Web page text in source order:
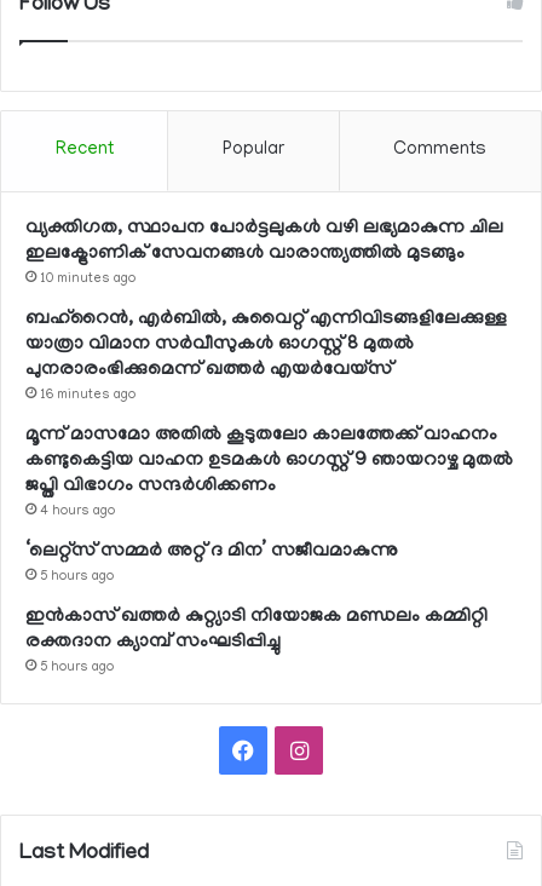
Follow Us
Recent Popular Comments
വ്യക്തിഗത, സ്ഥാപന പോര്‍ട്ടലുകള്‍ വഴി ലഭ്യമാകുന്ന ചില
ഇലക്ട്രോണിക് സേവനങ്ങള്‍ വാരാന്ത്യത്തില്‍ മുടങ്ങും
10 minutes ago
ബഹ്റൈന്‍, എര്‍ബില്‍, കുവൈറ്റ് എന്നിവിടങ്ങളിലേക്കുള്ള
യാത്രാ വിമാന സര്‍വീസുകള്‍ ഓഗസ്റ്റ് 8 മുതല്‍
പുനരാരംഭിക്കുമെന്ന് ഖത്തര്‍ എയര്‍വേയ്സ്
16 minutes ago
മൂന്ന് മാസമോ അതില്‍ കൂടുതലോ കാലത്തേക്ക് വാഹനം
കണ്ടുകെട്ടിയ വാഹന ഉടമകള്‍ ഓഗസ്റ്റ് 9 ഞായറാഴ്ച മുതല്‍
ജപ്തി വിഭാഗം സന്ദര്‍ശിക്കണം
4 hours ago
‘ലെറ്റ്‌സ് സമ്മര്‍ അറ്റ് ദ മിന’ സജീവമാകുന്നു
5 hours ago
ഇന്‍കാസ് ഖത്തര്‍ കുറ്റ്യാടി നിയോജക മണ്ഡലം കമ്മിറ്റി
രക്തദാന ക്യാമ്പ് സംഘടിപ്പിച്ചു
5 hours ago
FacebookInstagram
Last Modified